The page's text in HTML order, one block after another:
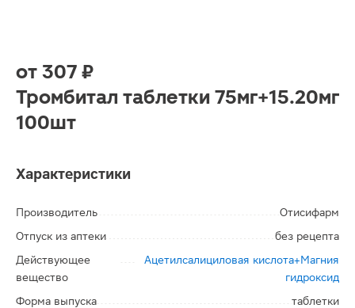
от 307 ₽
Тромбитал таблетки 75мг+15.20мг
100шт
Характеристики
Производитель
Отисифарм
Отпуск из аптеки
без рецепта
Действующее
вещество
Ацетилсалициловая кислота+Магния
гидроксид
Форма выпуска
таблетки